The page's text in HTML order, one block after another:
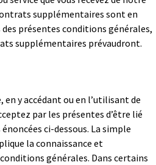
supplémentaires sont en
présentes conditions générales,
supplémentaires prévaudront.
en y accédant ou en l’utilisant de
par les présentes d’être lié
ci-dessous. La simple
la connaissance et
générales. Dans certains